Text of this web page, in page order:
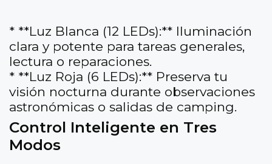
* **Luz Blanca (12 LEDs):** Iluminación
clara y potente para tareas generales,
lectura o reparaciones.
* **Luz Roja (6 LEDs):** Preserva tu
visión nocturna durante observaciones
astronómicas o salidas de camping.
Control Inteligente en Tres
Modos